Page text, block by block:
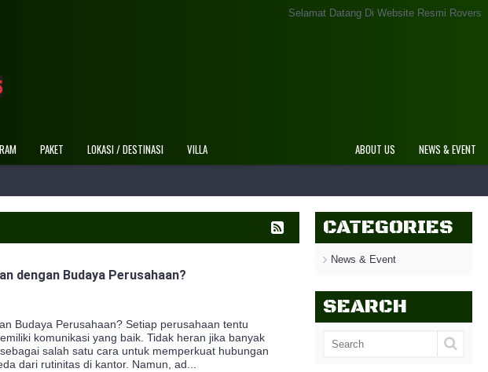
Selamat Datang Di Website Resmi Rovers Adventure
PAKET LOKASI / DESTINASI VILLA NEWS & EVENT
ABOUT US
CATEGORIES
News & Event
SEARCH
dengan Budaya Perusahaan?
Budaya Perusahaan? Setiap perusahaan tentu
komunikasi yang baik. Tidak heran jika banyak
salah satu cara untuk memperkuat hubungan
dari rutinitas di kantor. Namun, ad...